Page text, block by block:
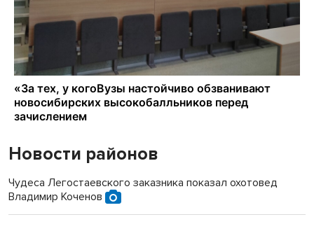
Новости районов
Чудеса Легостаевского заказника показал охотовед
Владимир Коченов